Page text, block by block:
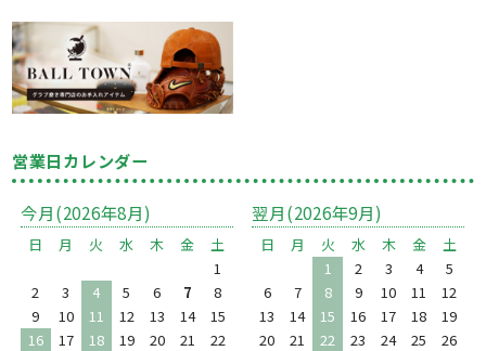
営業日カレンダー
今月(2026年8月)
日 月 火 水 木 金
土
1
2
3 4 5 6 7
8
9
10 11 12 13 14
15
16
17 18 19 20 21
22
翌月(2026年9月)
日 月 火 水 木 金
土
1
2 3 4
5
6
7 8 9 10 11
12
13
14 15 16 17 18
19
20
21 22 23 24 25
26